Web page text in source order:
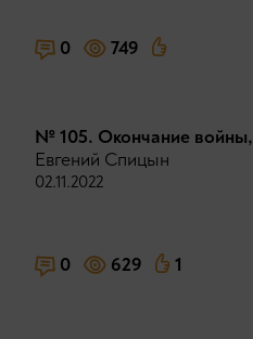
0 749
№ 105. Окончание
Евгений Спицын
02.11.2022
0 629 1